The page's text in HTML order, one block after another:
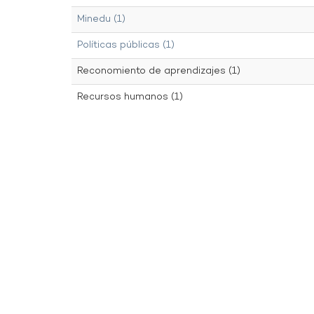
Minedu (1)
Políticas públicas (1)
Reconomiento de aprendizajes (1)
Recursos humanos (1)